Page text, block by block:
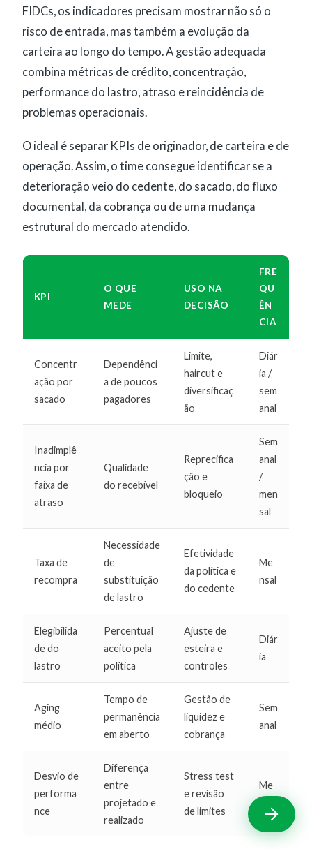
FIDCs, os indicadores precisam mostrar não só o
risco de entrada, mas também a evolução da
carteira ao longo do tempo. A gestão adequada
combina métricas de crédito, concentração,
performance do lastro, atraso e reincidência de
problemas operacionais.
O ideal é separar KPIs de originador, de carteira e de
operação. Assim, o time consegue identificar se a
deterioração veio do cedente, do sacado, do fluxo
documental, da cobrança ou de uma mudança
estrutural do mercado atendido.
KPI
O QUE
MEDE
USO NA
DECISÃO
FRE
QU
ÊN
CIA
Concentr
ação por
sacado
Dependênci
a de poucos
pagadores
Limite,
haircut e
diversificaç
ão
Diár
ia /
sem
anal
Inadimplê
ncia por
faixa de
atraso
Qualidade
do recebível
Reprecifica
ção e
bloqueio
Sem
anal
/
men
sal
Taxa de
recompra
Necessidade
de
substituição
de lastro
Efetividade
da política e
do cedente
Me
nsal
Elegibilida
de do
lastro
Percentual
aceito pela
política
Ajuste de
esteira e
controles
Diár
ia
Aging
médio
Tempo de
permanência
em aberto
Gestão de
liquidez e
cobrança
Sem
anal
Desvio de
performa
nce
Diferença
entre
projetado e
realizado
Stress test
e revisão
de limites
Me